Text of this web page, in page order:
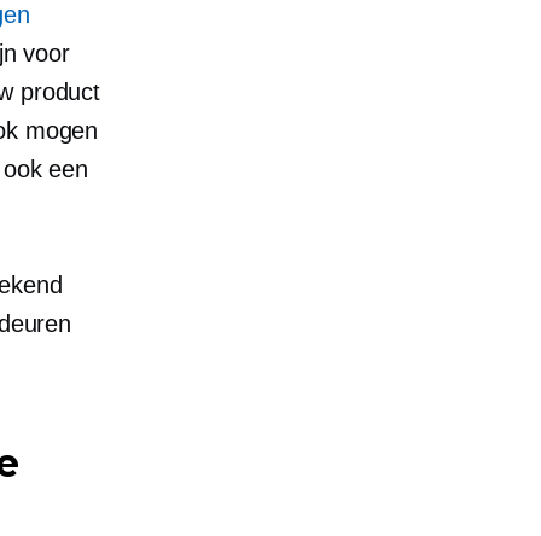
voor
product
mogen
een